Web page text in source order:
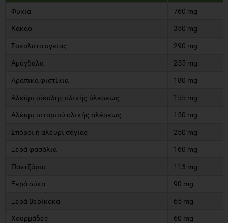
Φύκια 760 mg
Κακάο 350 mg
Σοκολάτα υγείας 290 mg
Αμύγδαλα 255 mg
Αράπικα φιστίκια 180 mg
Αλεύρι σίκαλης ολικής άλεσεως 155 mg
Αλέυρι σιταριού ολικής αλέσεως 150 mg
Σπόροι ή αλέυρι σόγιας 250 mg
Ξερά φασόλια 160 mg
Παντζάρια 113 mg
Ξερά σύκα 90 mg
Ξερά βερίκοκα 65 mg
Χουρμάδες 60 mg